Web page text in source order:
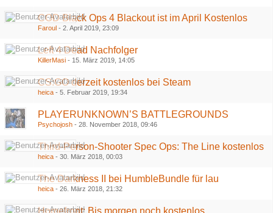
COD Black Ops 4 Blackout ist im April Kostenlos
Faroul - 2. April 2019, 23:09
Left 4 Dead Nachfolger
KillerMasi - 15. März 2019, 14:05
CS:GO derzeit kostenlos bei Steam
heica - 5. Februar 2019, 19:34
PLAYERUNKNOWN’S BATTLEGROUNDS
Psychojosh - 28. November 2018, 09:46
Third-Person-Shooter Spec Ops: The Line kostenlos
heica - 30. März 2018, 00:03
The Darkness II bei HumbleBundle für lau
heica - 26. März 2018, 21:32
Homefront: Bis morgen noch kostenlos